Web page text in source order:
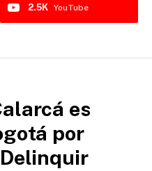
YouTube
2.5K
es
por